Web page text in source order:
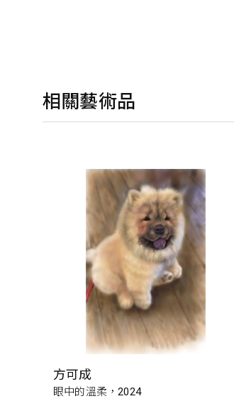
相關藝術品
方可成
眼中的溫柔，2024